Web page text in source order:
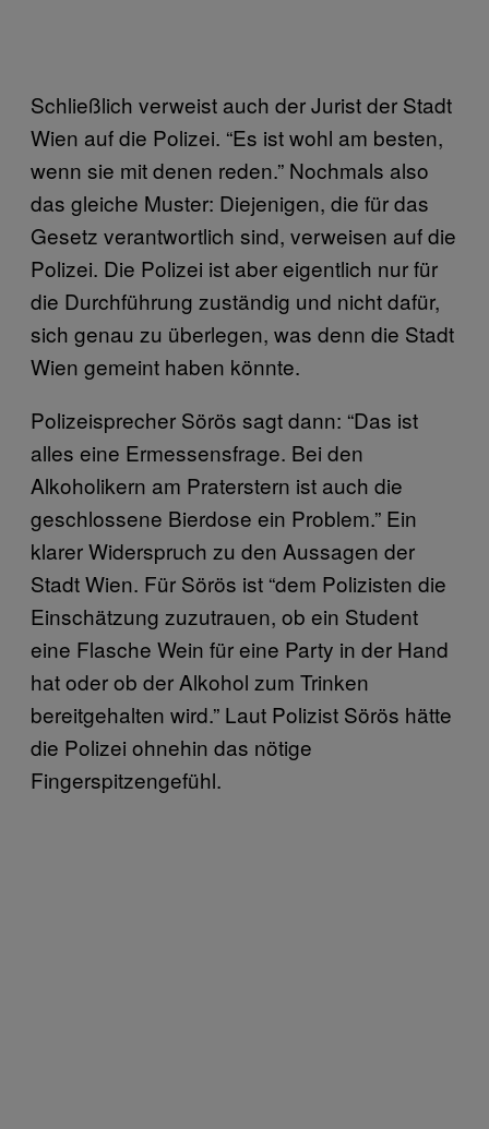
Schließlich verweist auch der Jurist der Stadt
Wien auf die Polizei. “Es ist wohl am besten,
wenn sie mit denen reden.” Nochmals also
das gleiche Muster: Diejenigen, die für das
Gesetz verantwortlich sind, verweisen auf die
Polizei. Die Polizei ist aber eigentlich nur für
die Durchführung zuständig und nicht dafür,
sich genau zu überlegen, was denn die Stadt
Wien gemeint haben könnte.
Polizeisprecher Sörös sagt dann: “Das ist
alles eine Ermessensfrage. Bei den
Alkoholikern am Praterstern ist auch die
geschlossene Bierdose ein Problem.” Ein
klarer Widerspruch zu den Aussagen der
Stadt Wien. Für Sörös ist “dem Polizisten die
Einschätzung zuzutrauen, ob ein Student
eine Flasche Wein für eine Party in der Hand
hat oder ob der Alkohol zum Trinken
bereitgehalten wird.” Laut Polizist Sörös hätte
die Polizei ohnehin das nötige
Fingerspitzengefühl.